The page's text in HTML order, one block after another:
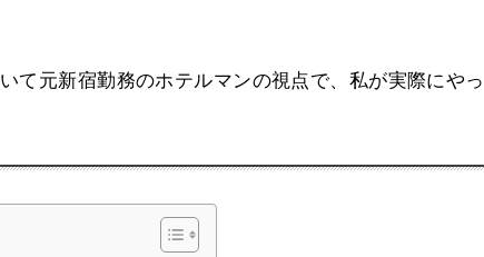
て元新宿勤務のホテルマンの視点で、私が実際にやっ